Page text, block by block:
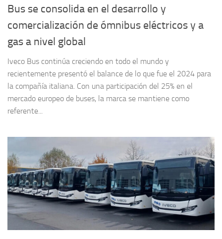
Bus se consolida en el desarrollo y
comercialización de ómnibus eléctricos y a
gas a nivel global
Iveco Bus continúa creciendo en todo el mundo y
recientemente presentó el balance de lo que fue el 2024 para
la compañía italiana. Con una participación del 25% en el
mercado europeo de buses, la marca se mantiene como
referente...